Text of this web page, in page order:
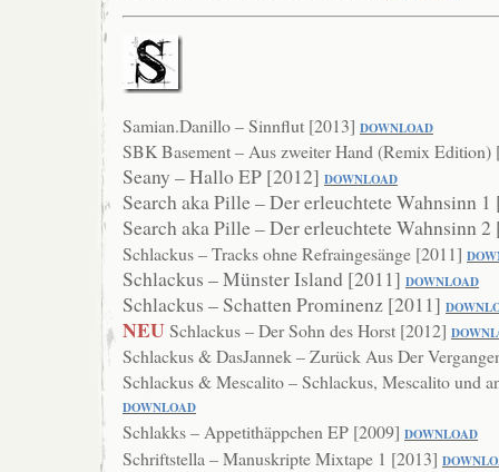
Samian.Danillo – Sinnflut [2013] DOWNLOAD
SBK Basement – Aus zweiter Hand (Remix
Seany – Hallo EP [2012] DOWNLOAD
Search aka Pille – Der erleuchtete Wahnsinn
Search aka Pille – Der erleuchtete Wahnsinn
Schlackus – Tracks ohne Refraingesänge [2011]
Schlackus – Münster Island [2011] DOWNLOAD
Schlackus – Schatten Prominenz [2011]
NEUSchlackus – Der Sohn des Horst [2012]
Schlackus & DasJannek – Zurück Aus Der
Schlackus & Mescalito – Schlackus, Mescalito und
DOWNLOAD
Schlakks – Appetithäppchen EP [2009] DOWNLOAD
Schriftstella – Manuskripte Mixtape 1 [2013]